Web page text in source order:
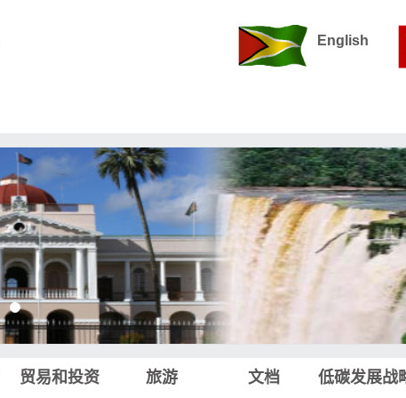
English
贸易和投资 旅游 文档 低碳发展战